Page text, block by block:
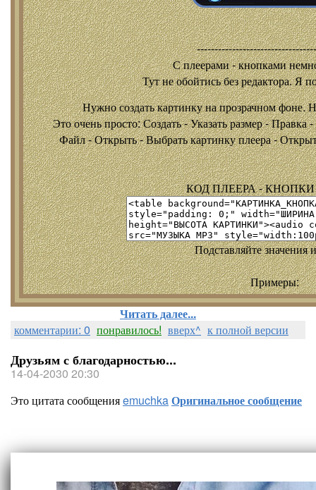
С плеерами - кнопками
Тут не обойтись без редактора. Я
Нужно создать картинку на прозрачном фоне.
Это очень просто: Создать - Указать размер -
Файл - Открыть - Выбрать картинку плеера -
КОД ПЛЕЕРА - КНОПКИ
Подставляйте значения
Примеры:
Читать далее...
комментарии: 0 понравилось! вверх^ к полной версии
Друзьям с благодарностью...
14-04-2030 20:30
Это цитата сообщенияemuchkaОригинальное сообщение